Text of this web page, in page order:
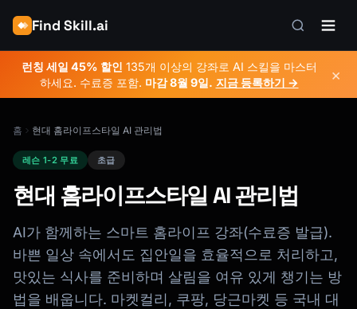
Find Skill.ai
런칭 세일 45% 할인 135개 이상의 강좌로 AI 스킬을 마스터
하세요. 수료증 포함. 마감8월 9일. 지금 등록하기 → ×
홈 현대 홈라이프스타일 AI 관리법
레슨 1-2 무료 초급
현대 홈라이프스타일 AI 관리법
AI가 함께하는 스마트 홈라이프 강좌(수료증 발급).
바쁜 일상 속에서도 집안일을 효율적으로 처리하고,
맛있는 식사를 준비하며 살림을 여유 있게 챙기는 방
법을 배웁니다. 마켓컬리, 쿠팡, 당근마켓 등 국내 대